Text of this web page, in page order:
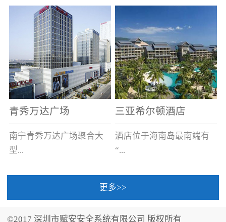
青秀万达广场
南宁青秀万达广场聚合大
型...
三亚希尔顿酒店
酒店位于海南岛最南端有
“...
中国的海岛天堂”之美称的
更多>>
©2017 深圳市赋安安全系统有限公司 版权所有